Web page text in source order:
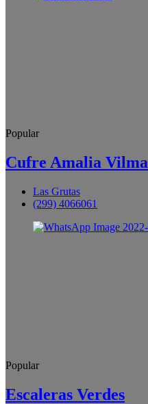
Popular
Cufre Amalia Vilma
Las Grutas
(299) 4066061
Popular
Escaleras Verdes